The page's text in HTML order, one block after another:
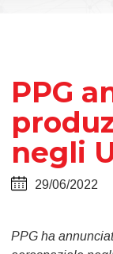
PPG
negli
29/06/2022
PPG ha